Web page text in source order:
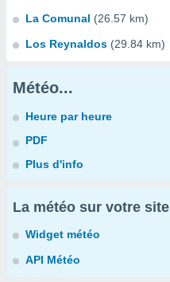
La Comunal (26.57 km)
Los Reynaldos (29.84 km)
Météo...
Heure par heure
PDF
Plus d'info
La météo sur votre site
Widget météo
API Météo